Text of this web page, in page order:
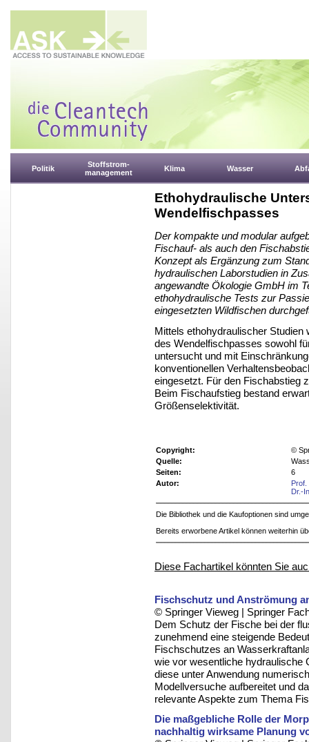
Politik
Stoffstrom-
management
Klima Wasser
Ethohydraulische
Wendelfischpasses
Der kompakte und modular
Fischauf- als auch den
Konzept als Ergänzung zum
hydraulischen Laborstudien in
angewandte Ökologie GmbH im
ethohydraulische Tests zur
eingesetzten Wildfischen
Mittels ethohydraulischer
des Wendelfischpasses sowohl
untersucht und mit
konventionellen
eingesetzt. Für den Fischabstieg
Beim Fischaufstieg bestand
Größenselektivität.
Copyright:
©
Quelle:
Seiten:
6
Autor:
Dr.-
Die Bibliothek und die Kaufoptionen sind
Bereits erworbene Artikel können weiterhin
Diese Fachartikel könnten Sie
Fischschutz und Anströmung
© Springer Vieweg | Springer
Dem Schutz der Fische bei der
zunehmend eine steigende
Fischschutzes an
wie vor wesentliche hydraulische
diese unter Anwendung
Modellversuche aufbereitet und
relevante Aspekte zum Thema
Die maßgebliche Rolle der
nachhaltig wirksame Planung